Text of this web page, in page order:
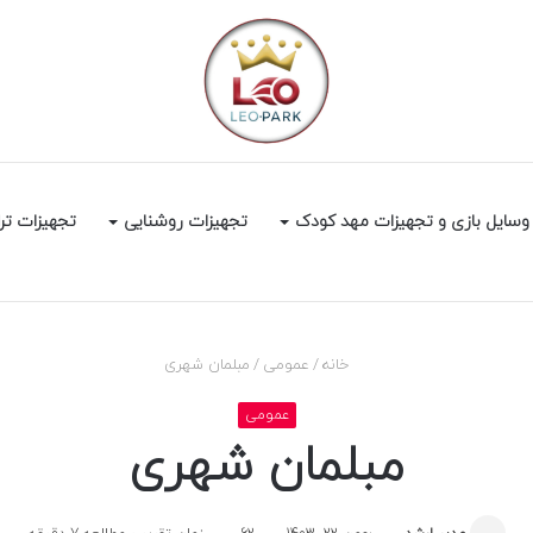
وسایل بازی و تجهیزات مهد کودک تجهیزات روشنایی تجهیزات
خانه/ عمومی / مبلمان شهری
عمومی
مبلمان شهری